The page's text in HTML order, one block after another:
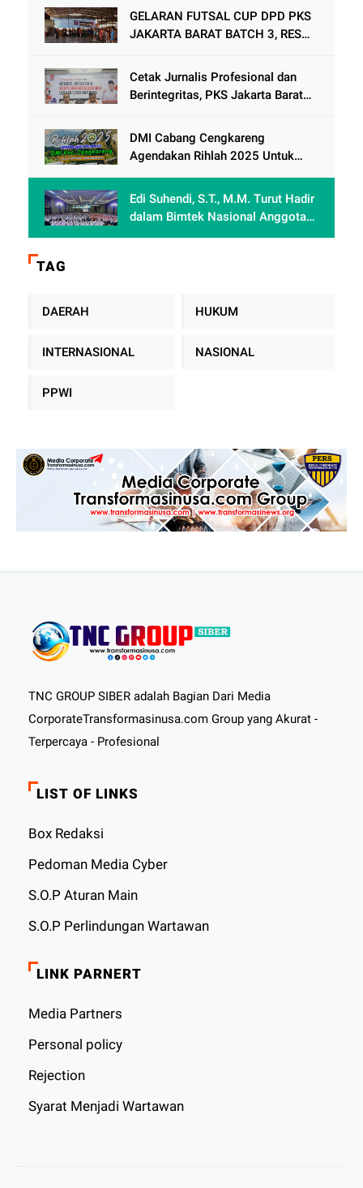
Prestasi Gemilang
GELARAN FUTSAL CUP DPD PKS
JAKARTA BARAT BATCH 3, RESMI
Cetak Jurnalis Profesional dan
Berintegritas, PKS Jakarta Barat
DMI Cabang Cengkareng
Agendakan Rihlah 2025 Untuk
Cengkareng
Edi Suhendi, S.T., M.M. Turut Hadir
dalam Bimtek Nasional Anggota
Dewan Partai Keadilan Sejahtera
TAG
DAERAH HUKUM
INTERNASIONAL NASIONAL
PPWI
TNC GROUP SIBER adalah Bagian Dari Media
CorporateTransformasinusa.com Group yang Akurat -
Terpercaya - Profesional
LIST OF LINKS
Box Redaksi
Pedoman Media Cyber
S.O.P Aturan Main
S.O.P Perlindungan Wartawan
LINK PARNERT
Media Partners
Personal policy
Rejection
Syarat Menjadi Wartawan